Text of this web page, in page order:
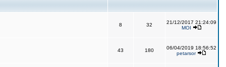
8 32
21/12/2017 21:24:09
MOI
43 180
06/04/2019 18:56:52
petarsor